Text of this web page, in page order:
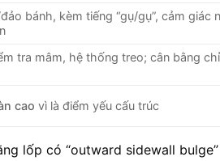
bánh, kèm tiếng “gụ/gụ”, cảm giác
tra mâm, hệ thống treo; cân bằng
cao vì là điểm yếu cấu trúc
lốp có “outward sidewall bulge”